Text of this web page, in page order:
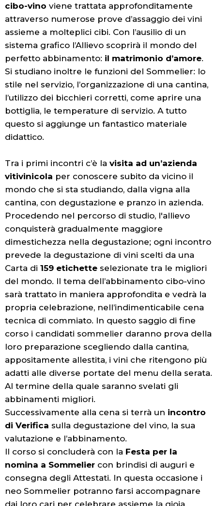
cibo-vino viene trattata approfonditamente
attraverso numerose prove d’assaggio dei vini
assieme a molteplici cibi. Con l’ausilio di un
sistema grafico l’Allievo scoprirà il mondo del
perfetto abbinamento: il matrimonio d’amore.
Si studiano inoltre le funzioni del Sommelier: lo
stile nel servizio, l’organizzazione di una cantina,
l’utilizzo dei bicchieri corretti, come aprire una
bottiglia, le temperature di servizio. A tutto
questo si aggiunge un fantastico materiale
didattico.
Tra i primi incontri c’è la visita ad un’azienda
vitivinicola per conoscere subito da vicino il
mondo che si sta studiando, dalla vigna alla
cantina, con degustazione e pranzo in azienda.
Procedendo nel percorso di studio, l'allievo
conquisterà gradualmente maggiore
dimestichezza nella degustazione; ogni incontro
prevede la degustazione di vini scelti da una
Carta di 159 etichette selezionate tra le migliori
del mondo. Il tema dell’abbinamento cibo-vino
sarà trattato in maniera approfondita e vedrà la
propria celebrazione, nell’indimenticabile cena
tecnica di commiato. In questo saggio di fine
corso i candidati sommelier daranno prova della
loro preparazione scegliendo dalla cantina,
appositamente allestita, i vini che ritengono più
adatti alle diverse portate del menu della serata.
Al termine della quale saranno svelati gli
abbinamenti migliori.
Successivamente alla cena si terrà un incontro
di Verifica sulla degustazione del vino, la sua
valutazione e l’abbinamento.
Il corso si concluderà con la Festa per la
nomina a Sommelier con brindisi di auguri e
consegna degli Attestati. In questa occasione i
neo Sommelier potranno farsi accompagnare
dai loro cari per celebrare assieme la gioia